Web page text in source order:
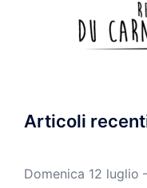
Articoli
Domenica 12 luglio